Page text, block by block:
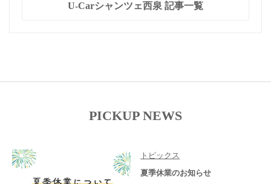
U-Carシャンツェ西泉 記事一覧
PICKUP NEWS
トピックス
夏季休業のお知らせ